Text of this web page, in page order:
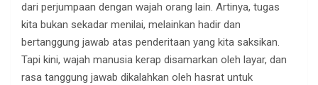
dari perjumpaan dengan wajah orang lain. Artinya, tugas
kita bukan sekadar menilai, melainkan hadir dan
bertanggung jawab atas penderitaan yang kita saksikan.
Tapi kini, wajah manusia kerap disamarkan oleh layar, dan
rasa tanggung jawab dikalahkan oleh hasrat untuk